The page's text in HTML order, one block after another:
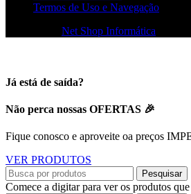
Termos de Uso e Navegação
Net Shop Informática
Já está de saída?
Não perca nossas OFERTAS 🎉
Fique conosco e aproveite oa preços
VER PRODUTOS
Pesquisar
Comece a digitar para ver os produtos